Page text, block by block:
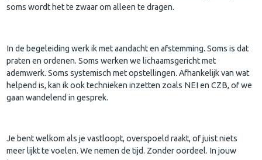
soms wordt het te zwaar om alleen te dragen.
In de begeleiding werk ik met aandacht en afstemming. Soms is dat
praten en ordenen. Soms werken we lichaamsgericht met
ademwerk. Soms systemisch met opstellingen. Afhankelijk van wat
helpend is, kan ik ook technieken inzetten zoals NEI en CZB, of we
gaan wandelend in gesprek.
Je bent welkom als je vastloopt, overspoeld raakt, of juist niets
meer lijkt te voelen. We nemen de tijd. Zonder oordeel. In jouw